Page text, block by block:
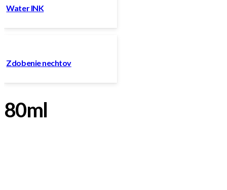
Water INK
Zdobenie nechtov
80ml